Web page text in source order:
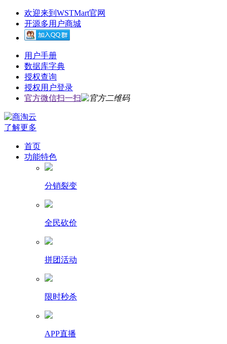
欢迎来到WSTMart官网
开源多用户商城
用户手册
数据库字典
授权查询
授权用户登录
官方微信扫一扫
了解更多
首页
功能特色
分销裂变
全民砍价
拼团活动
限时秒杀
APP直播